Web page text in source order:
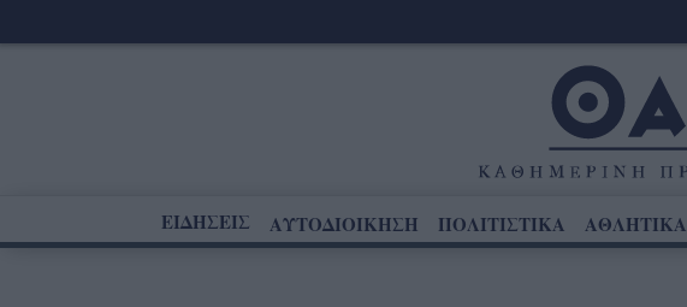
ΕΙΔΗΣΕΙΣ ΑΥΤΟΔΙΟΙΚΗΣΗ ΠΟΛΙΤΙΣΤΙΚΑ ΑΘΛΗΤΙΚΑ